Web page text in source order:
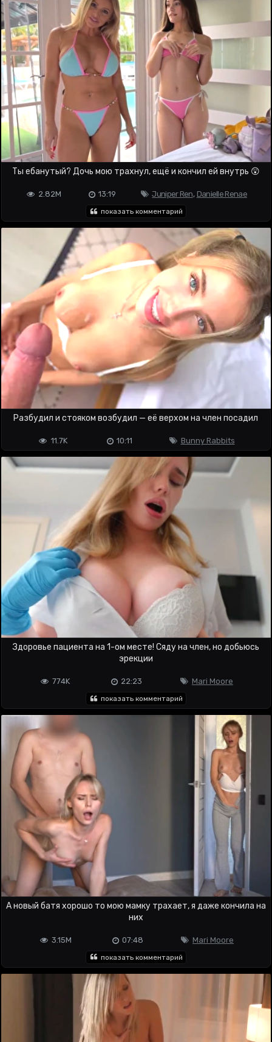
Ты ебанутый? Дочь мою трахнул, ещё и кончил ей внутрь 😲
Juniper Ren, Danielle Renae
13:19
2.82M
показать комментарий
Разбудил и стояком возбудил — её верхом на член посадил
Bunny Rabbits
10:11
11.7K
Здоровье пациента на 1-ом месте! Сяду на член, но добьюсь
эрекции
Mari Moore
22:23
774K
показать комментарий
А новый батя хорошо то мою мамку трахает, я даже кончила на
них
Mari Moore
07:48
3.15M
показать комментарий